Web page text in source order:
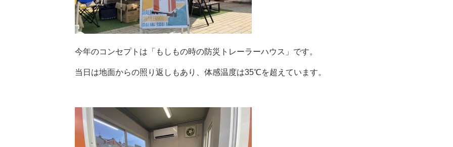
今年のコンセプトは「もしもの時の防災トレーラーハウス」です。
当日は地面からの照り返しもあり、体感温度は35℃を超えています。